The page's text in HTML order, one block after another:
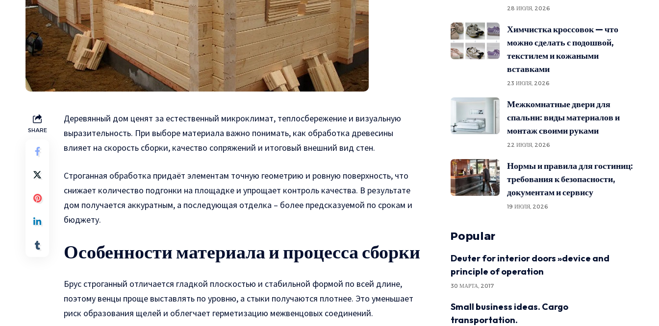
SHARE
Деревянный дом ценят за естественный микроклимат, теплосбережение и визуальную
выразительность. При выборе материала важно понимать, как обработка древесины
влияет на скорость сборки, качество сопряжений и итоговый внешний вид стен.
Строганная обработка придаёт элементам точную геометрию и ровную поверхность, что
снижает количество подгонки на площадке и упрощает контроль качества. В результате
дом получается аккуратным, а последующая отделка – более предсказуемой по срокам и
бюджету.
Особенности материала и процесса сборки
Брус строганный отличается гладкой плоскостью и стабильной формой по всей длине,
поэтому венцы проще выставлять по уровню, а стыки получаются плотнее. Это уменьшает
риск образования щелей и облегчает герметизацию межвенцовых соединений.
28 ИЮЛЯ, 2026
Химчистка кроссовок — что
можно сделать с подошвой,
текстилем и кожаными
вставками
23 ИЮЛЯ, 2026
Межкомнатные двери для
спальни: виды материалов и
монтаж своими руками
22 ИЮЛЯ, 2026
Нормы и правила для гостиниц:
требования к безопасности,
документам и сервису
19 ИЮЛЯ, 2026
Popular
Deuter for interior doors »device and
principle of operation
30 МАРТА, 2017
Small business ideas. Cargo
transportation.